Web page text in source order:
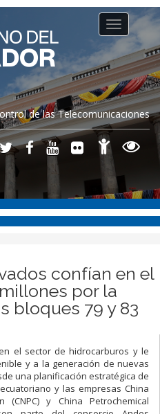
de las Telecomunicaciones
Toggle
navigation
confían en el
por la
bloques 79 y 83
el sector de hidrocarburos y le
y a la generación de nuevas
una planificación estratégica de
y las empresas China
(CNPC) y China Petrochemical